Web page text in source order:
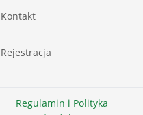
Kontakt
Rejestracja
Regulamin i Polityka